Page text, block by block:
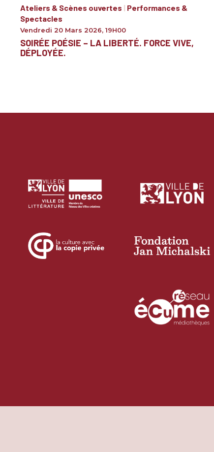
Ateliers & Scènes ouvertes | Performances &
Spectacles
Vendredi 20 Mars 2026, 19H00
SOIRÉE POÉSIE – LA LIBERTÉ. FORCE VIVE,
DÉPLOYÉE.